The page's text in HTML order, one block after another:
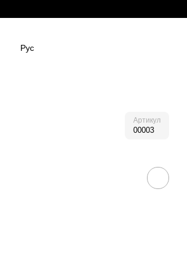
Рус
Артикул
00003